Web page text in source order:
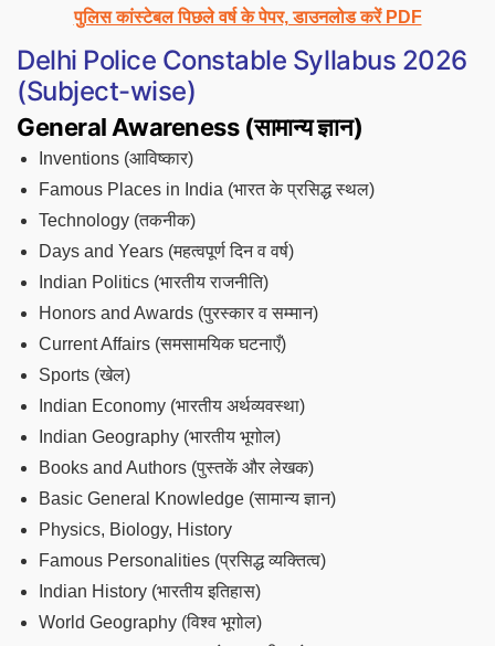
पुलिस कांस्टेबल पिछले वर्ष के पेपर, डाउनलोड करें PDF
Delhi Police Constable Syllabus 2026
(Subject-wise)
General Awareness (सामान्य ज्ञान)
Inventions (आविष्कार)
Famous Places in India (भारत के प्रसिद्ध स्थल)
Technology (तकनीक)
Days and Years (महत्वपूर्ण दिन व वर्ष)
Indian Politics (भारतीय राजनीति)
Honors and Awards (पुरस्कार व सम्मान)
Current Affairs (समसामयिक घटनाएँ)
Sports (खेल)
Indian Economy (भारतीय अर्थव्यवस्था)
Indian Geography (भारतीय भूगोल)
Books and Authors (पुस्तकें और लेखक)
Basic General Knowledge (सामान्य ज्ञान)
Physics, Biology, History
Famous Personalities (प्रसिद्ध व्यक्तित्व)
Indian History (भारतीय इतिहास)
World Geography (विश्व भूगोल)